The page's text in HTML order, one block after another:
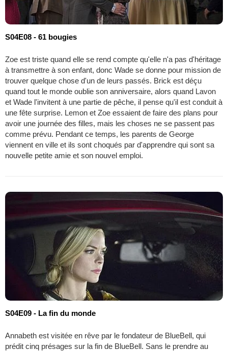
S04E08 - 61 bougies
Zoe est triste quand elle se rend compte qu'elle n'a pas d'héritage
à transmettre à son enfant, donc Wade se donne pour mission de
trouver quelque chose d'un de leurs passés. Brick est déçu
quand tout le monde oublie son anniversaire, alors quand Lavon
et Wade l'invitent à une partie de pêche, il pense qu'il est conduit à
une fête surprise. Lemon et Zoe essaient de faire des plans pour
avoir une journée des filles, mais les choses ne se passent pas
comme prévu. Pendant ce temps, les parents de George
viennent en ville et ils sont choqués par d'apprendre qui sont sa
nouvelle petite amie et son nouvel emploi.
S04E09 - La fin du monde
Annabeth est visitée en rêve par le fondateur de BlueBell, qui
prédit cinq présages sur la fin de BlueBell. Sans le prendre au